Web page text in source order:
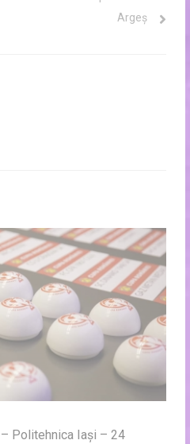
Argeș
Politehnica Iași – 24